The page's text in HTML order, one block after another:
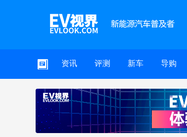
资讯 评测 新车 导购